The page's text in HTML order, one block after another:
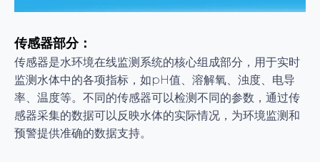
传感器部分：
传感器是水环境在线监测系统的核心组成部分，用于实时
监测水体中的各项指标，如pH值、溶解氧、浊度、电导
率、温度等。不同的传感器可以检测不同的参数，通过传
感器采集的数据可以反映水体的实际情况，为环境监测和
预警提供准确的数据支持。